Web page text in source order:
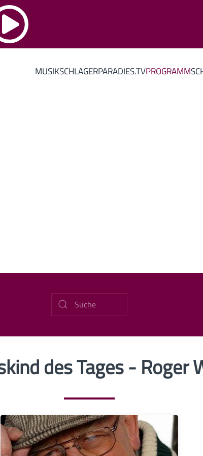
MUSIKSCHLAGERPARADIES.TVPROGRAMM
des Tages - Roger